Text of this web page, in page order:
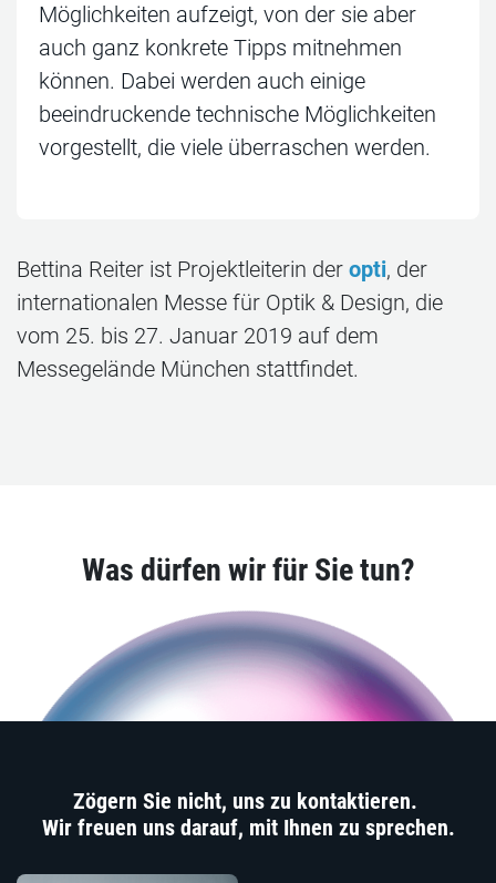
Möglichkeiten aufzeigt, von der sie aber
auch ganz konkrete Tipps mitnehmen
können. Dabei werden auch einige
beeindruckende technische Möglichkeiten
vorgestellt, die viele überraschen werden.
Bettina Reiter ist Projektleiterin der opti, der
internationalen Messe für Optik & Design, die
vom 25. bis 27. Januar 2019 auf dem
Messegelände München stattfindet.
Was dürfen wir für Sie tun?
Zögern Sie nicht, uns zu kontaktieren.
Wir freuen uns darauf, mit Ihnen zu sprechen.